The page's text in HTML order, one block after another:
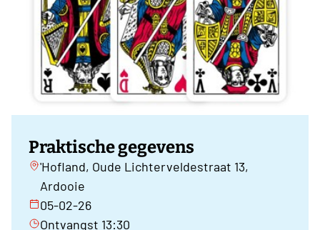
Praktische gegevens
'Hofland, Oude Lichterveldestraat 13,
Ardooie
05-02-26
Ontvangst 13:30